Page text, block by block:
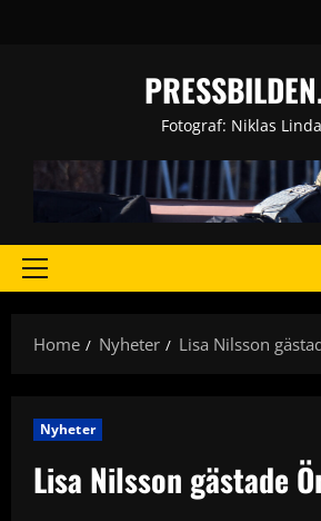
Fotograf: Niklas
Primary
Home
Nyheter Lisa Nilsson
Nyheter
Lisa Nilsson gästade